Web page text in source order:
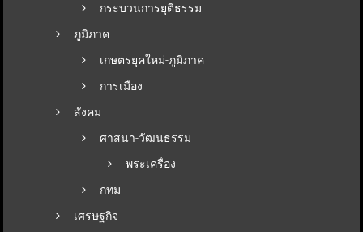
กระบวนการยุติธรรม
ภูมิภาค
เกษตรยุคใหม่-ภูมิภาค
การเมือง
สังคม
ศาสนา-วัฒนธรรม
พระเครื่อง
กทม
เศรษฐกิจ